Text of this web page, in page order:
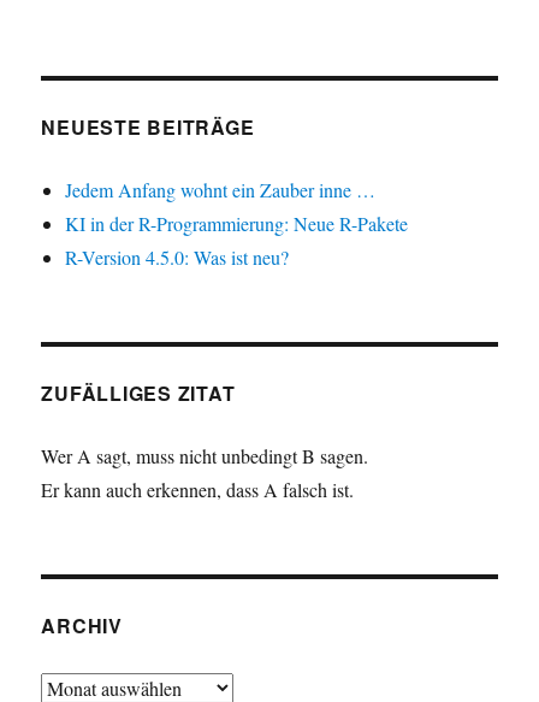
NEUESTE BEITRÄGE
Jedem Anfang wohnt ein Zauber inne …
KI in der R-Programmierung: Neue R-Pakete
R-Version 4.5.0: Was ist neu?
ZUFÄLLIGES ZITAT
Wer A sagt, muss nicht unbedingt B sagen.
Er kann auch erkennen, dass A falsch ist.
ARCHIV
Archiv